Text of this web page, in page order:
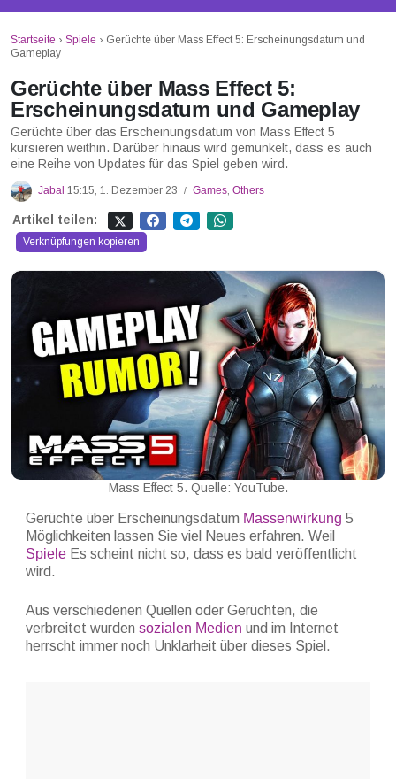
Startseite › Spiele › Gerüchte über Mass Effect 5: Erscheinungsdatum und
Gameplay
Gerüchte über Mass Effect 5:
Erscheinungsdatum und Gameplay
Gerüchte über das Erscheinungsdatum von Mass Effect 5
kursieren weithin. Darüber hinaus wird gemunkelt, dass es auch
eine Reihe von Updates für das Spiel geben wird.
Jabal 15:15, 1. Dezember 23 / Games, Others
Artikel teilen:
Verknüpfungen kopieren
Mass Effect 5. Quelle: YouTube.
Gerüchte über Erscheinungsdatum Massenwirkung 5
Möglichkeiten lassen Sie viel Neues erfahren. Weil
Spiele Es scheint nicht so, dass es bald veröffentlicht
wird.
Aus verschiedenen Quellen oder Gerüchten, die
verbreitet wurden sozialen Medien und im Internet
herrscht immer noch Unklarheit über dieses Spiel.